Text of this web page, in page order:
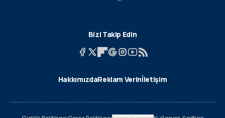
Bizi Takip Edin
HakkımızdaReklam Verinİletişim